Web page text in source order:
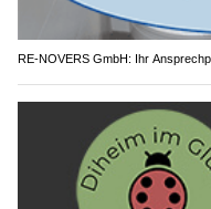
RE-NOVERS GmbH: Ihr